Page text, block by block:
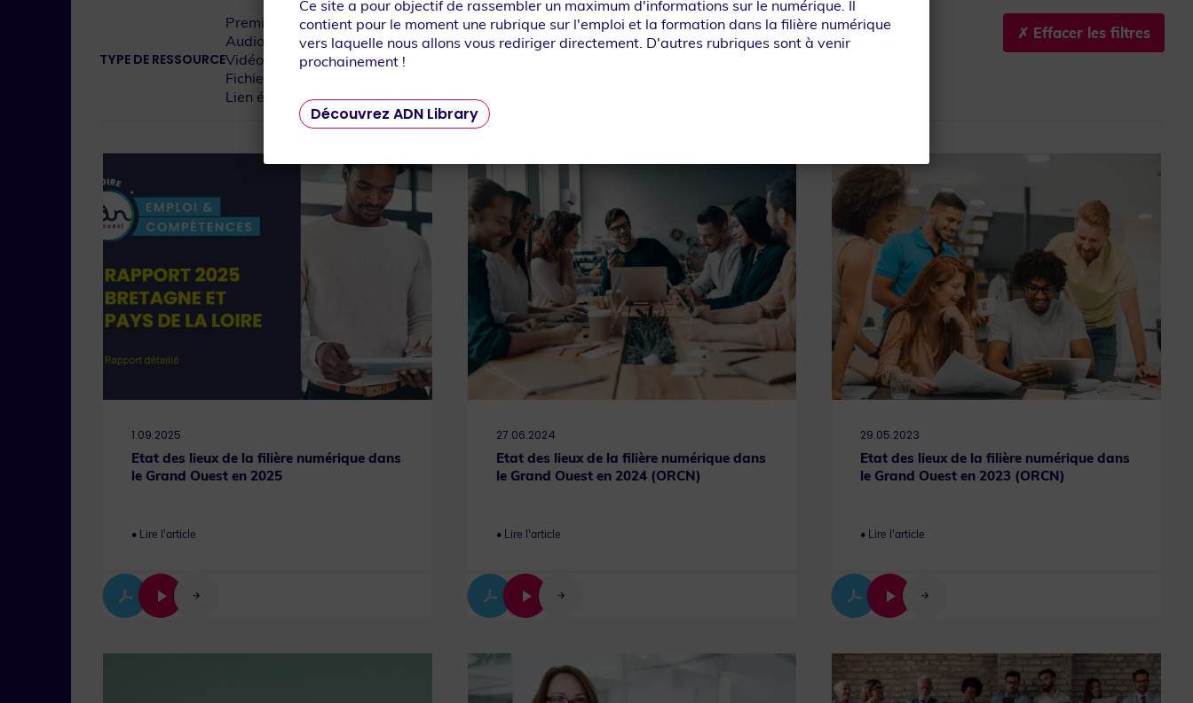
TYPE DE RESSOURCE
Premium
Audio
Vidéo
Fichier
Lien évènement
1.09.2025
Etat des lieux de la filière numérique dans
le Grand Ouest en 2025
27.06.2024
Etat des lieux de la filière numérique dans
le Grand Ouest en 2024 (ORCN)
29.05.2023
Etat des lieux de la filière numérique dans
le Grand Ouest en 2023 (ORCN)
Ce site a pour objectif de rassembler un maximum d'informations sur le numérique. Il
contient pour le moment une rubrique sur l'emploi et la formation dans la filière numérique
vers laquelle nous allons vous rediriger directement. D'autres rubriques sont à venir
prochainement !
Découvrez ADN Library